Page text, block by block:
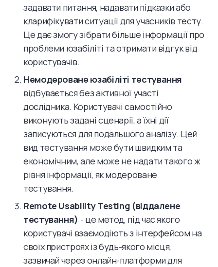
задавати питання, надавати підказки або
кларифікувати ситуації для учасників тесту.
Це дає змогу зібрати більше інформації про
проблеми юзабіліті та отримати відгук від
користувачів.
Немодероване юзабіліті тестування
відбувається без активної участі
дослідника. Користувачі самостійно
виконують задані сценарії, а їхні дії
записуються для подальшого аналізу. Цей
вид тестування може бути швидким та
економічним, але може не надати такого ж
рівня інформації, як модероване
тестування.
Remote Usability Testing (віддалене
тестування) - це метод, під час якого
користувачі взаємодіють з інтерфейсом на
своїх пристроях із будь-якого місця,
зазвичай через онлайн-платформи для